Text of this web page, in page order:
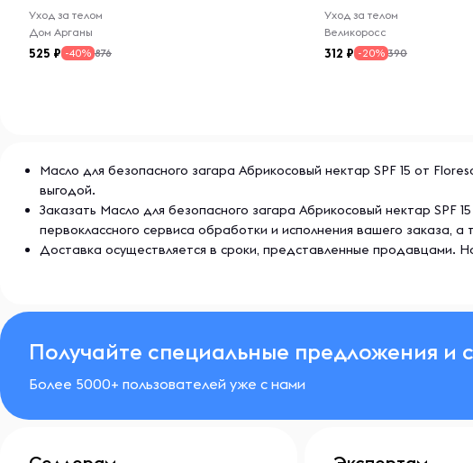
Уход за телом
Дом Арганы
525 -40% 876
Уход за телом
Великоросс
312 -20% 390
Масло для безопасного загара Абрикосовый нектар SPF 15 от
выгодой.
Заказать Масло для безопасного загара Абрикосовый нектар
первоклассного сервиса обработки и исполнения вашего заказа,
Доставка осуществляется в сроки, представленные продавцами.
Получайте специальные предложения и
Более 5000+ пользователей уже с нами